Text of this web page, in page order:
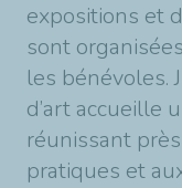
expositions et
sont
les bénévoles.
d’art accueille
réunissant
pratiques et